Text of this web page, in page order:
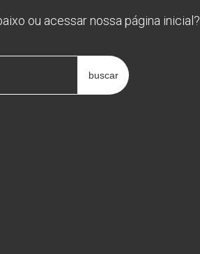
ou acessar nossa página inicial?